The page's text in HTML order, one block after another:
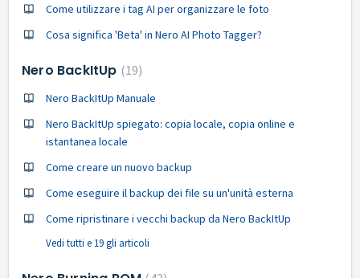
Come utilizzare i tag AI per organizzare le foto
Cosa significa 'Beta' in Nero AI Photo Tagger?
Nero BackItUp 19
Nero BackItUp Manuale
Nero BackItUp spiegato: copia locale, copia online e
istantanea locale
Come creare un nuovo backup
Come eseguire il backup dei file su un'unità esterna
Come ripristinare i vecchi backup da Nero BackItUp
Vedi tutti e 19 gli articoli